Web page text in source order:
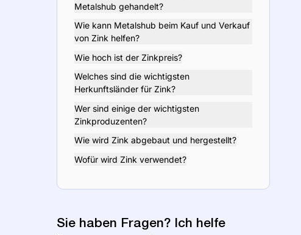
Metalshub gehandelt?
Wie kann Metalshub beim Kauf und Verkauf
von Zink helfen?
Wie hoch ist der Zinkpreis?
Welches sind die wichtigsten
Herkunftsländer für Zink?
Wer sind einige der wichtigsten
Zinkproduzenten?
Wie wird Zink abgebaut und hergestellt?
Wofür wird Zink verwendet?
Sie haben Fragen? Ich helfe